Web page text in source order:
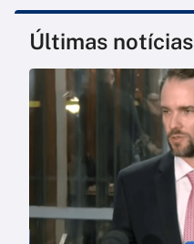
Últimas notícias